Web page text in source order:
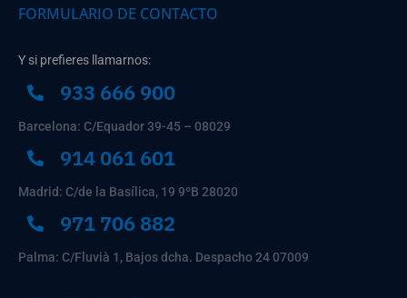
FORMULARIO DE CONTACTO
Y si prefieres llamarnos:
933 666 900
Barcelona: C/Equador 39-45 – 08029
914 061 601
Madrid: C/de la Basílica, 19 9ºB 28020
971 706 882
Palma: C/Fluvià 1, Bajos dcha. Despacho 24 07009